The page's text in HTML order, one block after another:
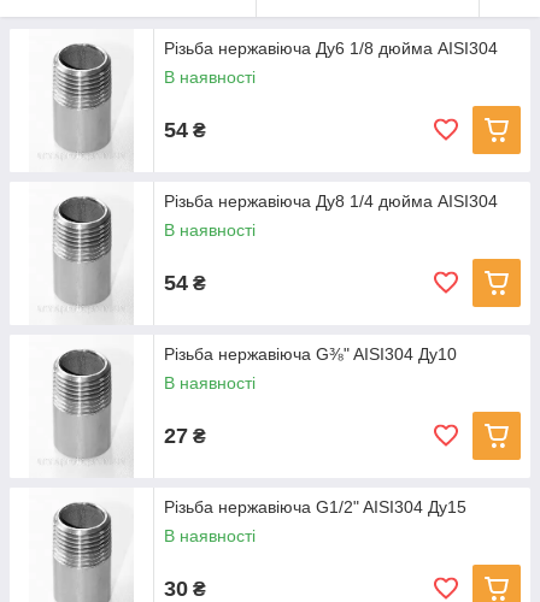
Різьба нержавіюча Ду6 1/8 дюйма AISI304
В наявності
54 ₴
Різьба нержавіюча Ду8 1/4 дюйма AISI304
В наявності
54 ₴
Різьба нержавіюча G⅜" AISI304 Ду10
В наявності
27 ₴
Різьба нержавіюча G1/2" AISI304 Ду15
В наявності
30 ₴